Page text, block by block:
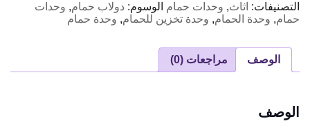
التصنيفات: اثاث, وحدات حمام الوسوم: دولاب حمام, وحدات
حمام, وحدة الحمام, وحدة تخزين للحمام, وحدة حمام
الوصف مراجعات (0)
الوصف